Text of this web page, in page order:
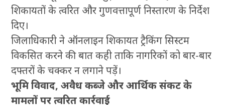
शिकायतों के त्वरित और गुणवत्तापूर्ण निस्तारण के निर्देश
दिए।
जिलाधिकारी ने ऑनलाइन शिकायत ट्रैकिंग सिस्टम
विकसित करने की बात कही ताकि नागरिकों को बार-बार
दफ्तरों के चक्कर न लगाने पड़ें।
भूमि विवाद, अवैध कब्जे और आर्थिक संकट के
मामलों पर त्वरित कार्रवाई